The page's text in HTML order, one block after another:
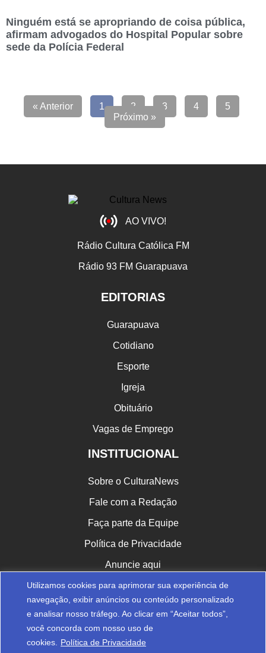
Utilizamos cookies para aprimorar sua experiência de
navegação, exibir anúncios ou conteúdo personalizado
e analisar nosso tráfego. Ao clicar em “Aceitar todos”,
você concorda com nosso uso de
cookies.
Política de Privacidade
Ninguém está se apropriando de coisa pública,
afirmam advogados do Hospital Popular sobre
sede da Polícia Federal
« Anterior 1 2 3 4
5
Próximo »
AO VIVO!
Rádio Cultura Católica FM
Rádio 93 FM Guarapuava
EDITORIAS
Guarapuava
Cotidiano
Esporte
Igreja
Obituário
Vagas de Emprego
INSTITUCIONAL
Sobre o CulturaNews
Fale com a Redação
Faça parte da Equipe
Política de Privacidade
Anuncie aqui
CULTURA NAS REDES